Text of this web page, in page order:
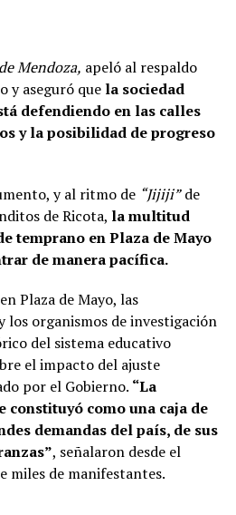
Mendoza, apeló al respaldo
y aseguró que la sociedad
defendiendo en las calles
y la posibilidad de progreso
y al ritmo de “Jijiji”de
de Ricota, la multitud
temprano en Plaza de Mayo
de manera pacífica.
Plaza de Mayo, las
los organismos de investigación
del sistema educativo
el impacto del ajuste
por el Gobierno. “La
constituyó como una caja de
demandas del país, de sus
, señalaron desde el
miles de manifestantes.